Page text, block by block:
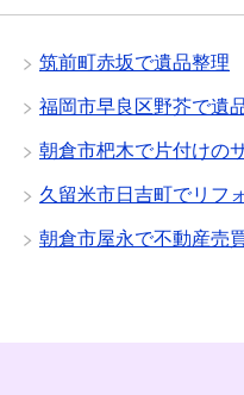
筑前町赤坂で遺品整理
福岡市早良区野芥で遺
朝倉市杷木で片付けの
久留米市日吉町でリフ
朝倉市屋永で不動産売